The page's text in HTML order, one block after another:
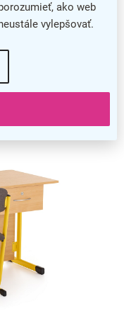
ako web
vylepšovať.